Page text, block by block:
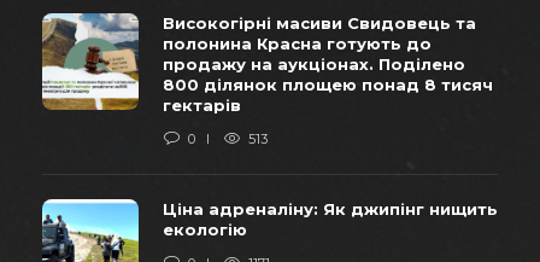
Високогірні масиви Свидовець та
полонина Красна готують до
продажу на аукціонах. Поділено
800 ділянок площею понад 8 тисяч
гектарів
0 513
Ціна адреналіну: Як джипінг нищить
екологію